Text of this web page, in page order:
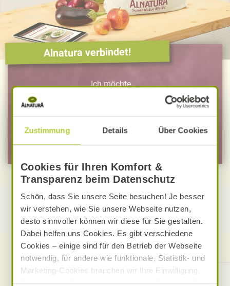
Zustimmung Details Über Cookies
Cookies für Ihren Komfort &
Transparenz beim Datenschutz
Schön, dass Sie unsere Seite besuchen! Je besser
wir verstehen, wie Sie unsere Webseite nutzen,
desto sinnvoller können wir diese für Sie gestalten.
Dabei helfen uns Cookies. Es gibt verschiedene
Cookies – einige sind für den Betrieb der Webseite
notwendig, für andere wie funktionale, Statistik- und
Marketing-Cookies brauchen wir Ihre Einwilligung.
Das optimale Nutzererlebnis erhalten Sie, wenn Sie
Alnatura verbindet!
Ich möchte ...
… mich zum Newsletter anmelden
… mich zu Mein Alnatura anmelden